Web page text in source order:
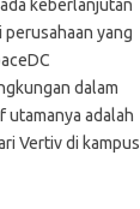
keberlanjutan
yang
dalam
utamanya adalah
Vertiv di kampus